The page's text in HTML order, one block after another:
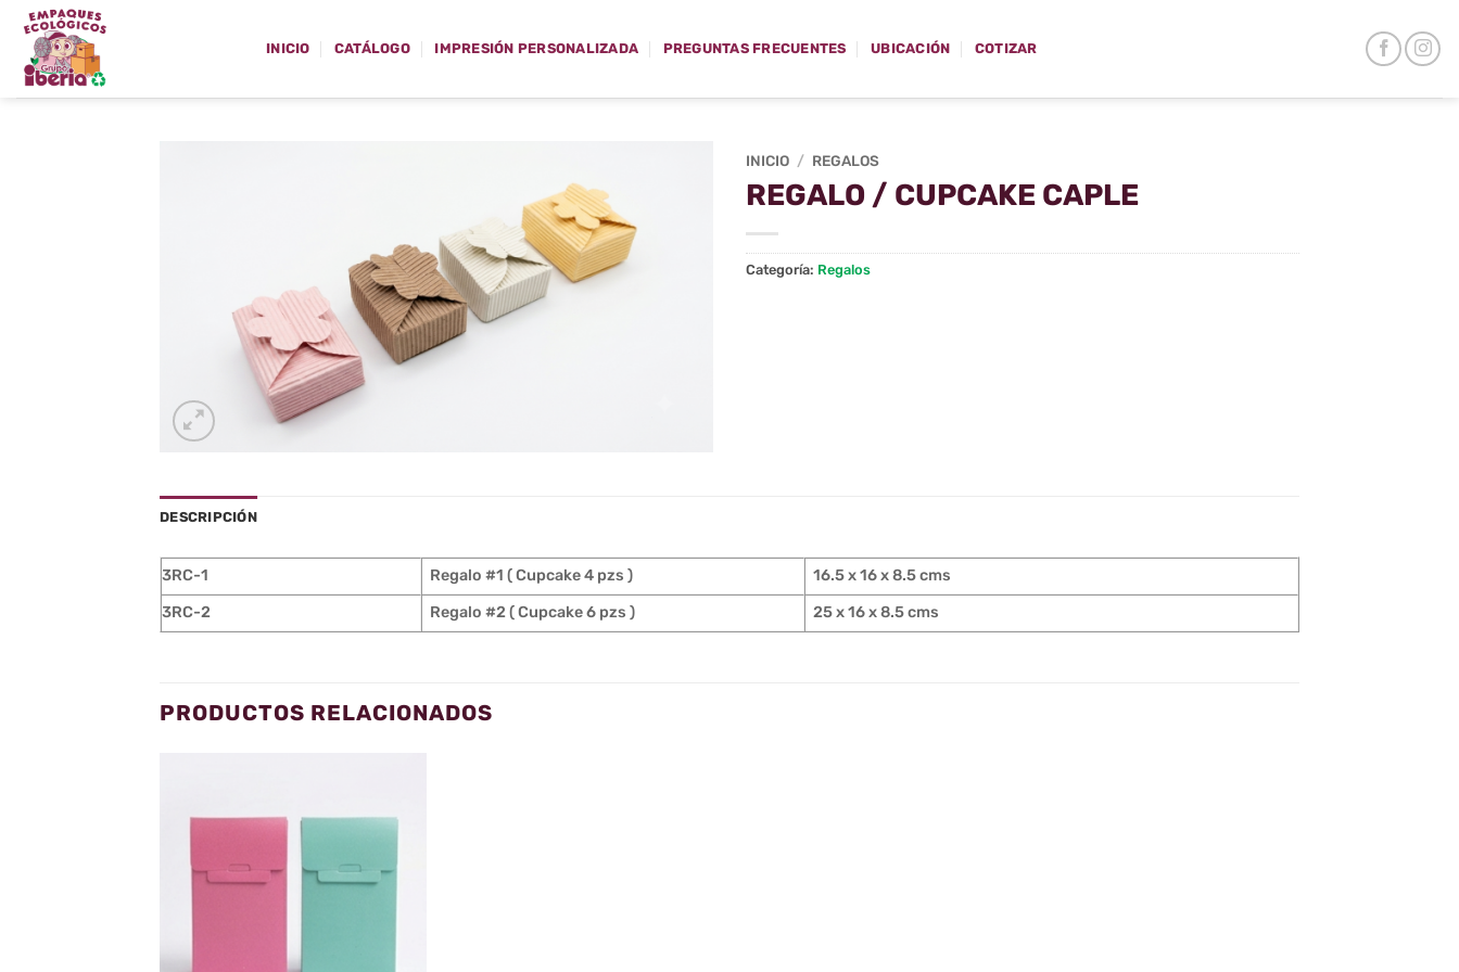
Skip
content
INICIO CATÁLOGO IMPRESIÓN PERSONALIZADA PREGUNTAS FRECUENTES UBICACIÓN COTIZAR
INICIO / REGALOS
REGALO / CUPCAKE CAPLE
Categoría: Regalos
DESCRIPCIÓN
3RC-1 Regalo #1 ( Cupcake 4 pzs )
16.5 x 16 x 8.5 cms
3RC-2
Regalo #2 ( Cupcake 6 pzs ) 25 x 16 x 8.5 cms
PRODUCTOS RELACIONADOS